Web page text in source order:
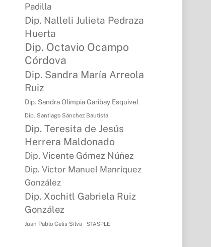
Padilla
Dip. Nalleli Julieta Pedraza
Huerta
Dip. Octavio Ocampo
Córdova
Dip. Sandra María Arreola
Ruiz
Dip. Sandra Olimpia Garibay Esquivel
Dip. Santiago Sánchez Bautista
Dip. Teresita de Jesús
Herrera Maldonado
Dip. Vicente Gómez Núñez
Dip. Víctor Manuel Manríquez
González
Dip. Xochitl Gabriela Ruiz
González
Juan Pablo Celis Silva STASPLE